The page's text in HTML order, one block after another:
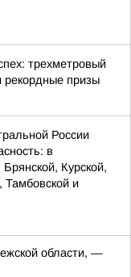
трехметровый
рекордные призы
России
в
Курской,
Тамбовской и
области, —